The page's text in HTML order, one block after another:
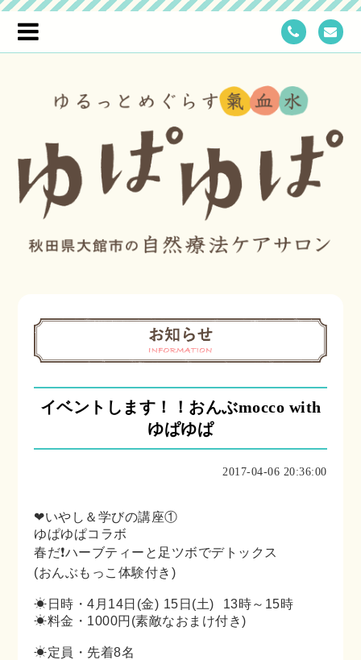
イベントします！！おんぶmocco with
ゆぱゆぱ
2017-04-06 20:36:00
❤いやし＆学びの講座①
ゆぱゆぱコラボ
春だ❗ハーブティーと足ツボでデトックス
(おんぶもっこ体験付き)
☀日時・4月14日(金) 15日(土) 13時～15時
☀料金・1000円(素敵なおまけ付き)
☀定員・先着8名